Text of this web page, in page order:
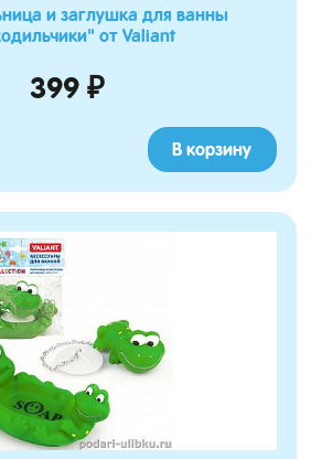
и заглушка для ванны
от Valiant
399 ₽
В корзину